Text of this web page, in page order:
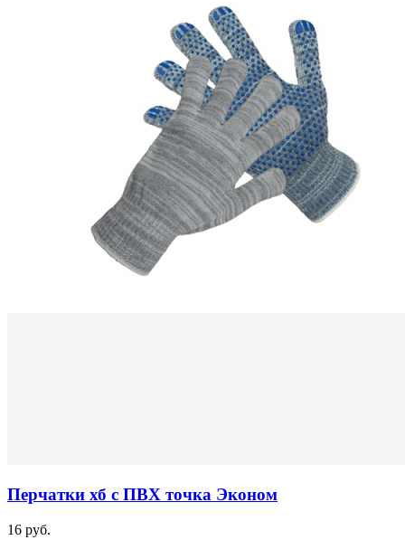
Перчатки хб с ПВХ точка Эконом
16 руб.